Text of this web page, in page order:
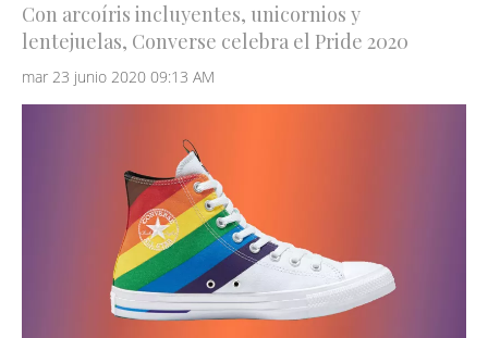
Con arcoíris incluyentes, unicornios y
lentejuelas, Converse celebra el Pride 2020
mar 23 junio 2020 09:13 AM